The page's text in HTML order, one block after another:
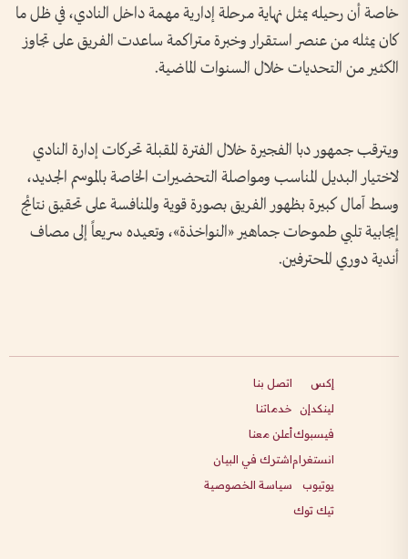
خاصة أن رحيله يمثل نهاية مرحلة إدارية مهمة داخل النادي، في ظل ما
كان يمثله من عنصر استقرار وخبرة متراكمة ساعدت الفريق على تجاوز
الكثير من التحديات خلال السنوات الماضية.
ويترقب جمهور دبا الفجيرة خلال الفترة المقبلة تحركات إدارة النادي
لاختيار البديل المناسب ومواصلة التحضيرات الخاصة بالموسم الجديد،
وسط آمال كبيرة بظهور الفريق بصورة قوية والمنافسة على تحقيق نتائج
إيجابية تلبي طموحات جماهير «النواخذة»، وتعيده سريعاً إلى مصاف
أندية دوري المحترفين.
إكس
لينكدإن
فيسبوك
انستغرام
يوتيوب
تيك توك
اتصل بنا
خدماتنا
أعلن معنا
اشترك في البيان
سياسة الخصوصية